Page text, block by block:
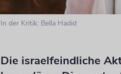
In der Kritik: Bella Hadid
Die israelfeindliche